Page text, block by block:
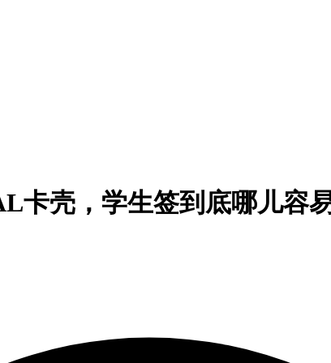
卡壳，学生签到底哪儿容